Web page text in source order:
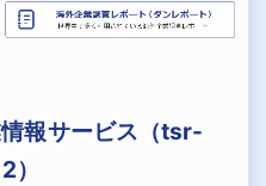
報サービス（tsr-
）